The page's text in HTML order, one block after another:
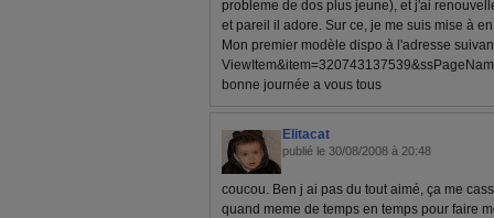
probleme de dos plus jeune), et j'ai
et pareil il adore. Sur ce, je me suis mise à
Mon premier modèle dispo à l'adresse
bonne journée a vous tous
Elitacat
publié le 30/08/2008 à 20:48
coucou. Ben j ai pas du tout aimé, ça me
quand meme de temps en temps pour faire